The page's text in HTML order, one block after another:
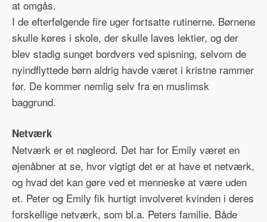
at omgås.
I de efterfølgende fire uger fortsatte rutinerne. Børnene
skulle køres i skole, der skulle laves lektier, og der
blev stadig sunget bordvers ved spisning, selvom de
nyindflyttede børn aldrig havde været i kristne rammer
før. De kommer nemlig selv fra en muslimsk
baggrund.
Netværk
Netværk er et nøgleord. Det har for Emily været en
øjenåbner at se, hvor vigtigt det er at have et netværk,
og hvad det kan gøre ved et menneske at være uden
et. Peter og Emily fik hurtigt involveret kvinden i deres
forskellige netværk, som bl.a. Peters familie. Både